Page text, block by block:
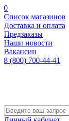
0
Список магазинов
Доставка и оплата
Предзаказы
Наши новости
Вакансии
8 (800) 700-44-41